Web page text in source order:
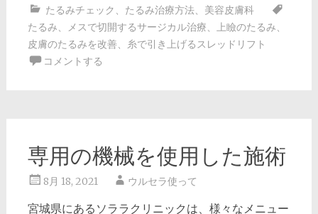
たるみチェック 、 たるみ治療方法、 美容皮膚科
たるみ、 メスで切開するサージカル治療、 上瞼のたるみ、
皮膚のたるみを改善、
糸で引き上げるスレッドリフト
コメントする
専用の機械を使用した施術
8月 18, 2021 ウルセラ使って
宮城県にあるソララクリニックは、様々なメニュー